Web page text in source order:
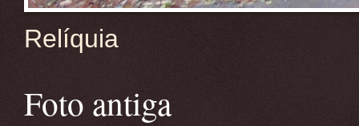
Relíquia
Foto antiga